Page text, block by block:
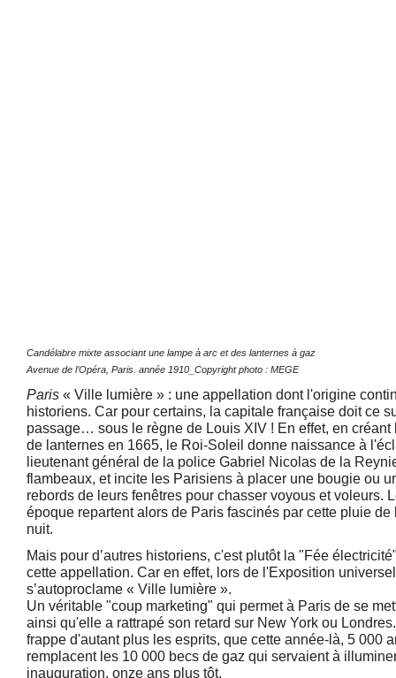
Candélabre mixte associant une lampe à arc et des lanternes à gaz
Avenue de l’Opéra, Paris. année 1910_Copyright photo : MEGE
Paris « Ville lumière » : une appellation dont l'origine
historiens. Car pour certains, la capitale française doit ce
passage… sous le règne de Louis XIV ! En effet, en
de lanternes en 1665, le Roi-Soleil donne naissance à
lieutenant général de la police Gabriel Nicolas de la
flambeaux, et incite les Parisiens à placer une bougie ou
rebords de leurs fenêtres pour chasser voyous et voleurs.
époque repartent alors de Paris fascinés par cette pluie
nuit.
Mais pour d’autres historiens, c'est plutôt la "Fée
cette appellation. Car en effet, lors de l'Exposition
s’autoproclame « Ville lumière ».
Un véritable "coup marketing" qui permet à Paris de se
ainsi qu'elle a rattrapé son retard sur New York ou
frappe d'autant plus les esprits, que cette année-là, 5 000
remplacent les 10 000 becs de gaz qui servaient à
inauguration, onze ans plus tôt.